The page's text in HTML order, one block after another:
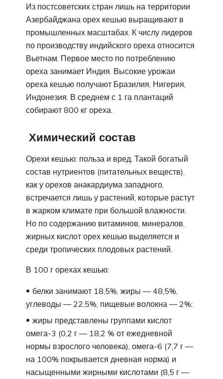
Из постсоветских стран лишь на территории
Азербайджана орех кешью выращивают в
промышленных масштабах. К числу лидеров
по производству индийского ореха относится
Вьетнам. Первое место по потреблению
ореха занимает Индия. Высокие урожаи
ореха кешью получают Бразилия, Нигерия,
Индонезия. В среднем с 1 га плантаций
собирают 800 кг ореха.
Химический состав
Орехи кешью: польза и вред. Такой богатый
состав нутриентов (питательных веществ),
как у орехов анакардиума западного,
встречается лишь у растений, которые растут
в жарком климате при большой влажности.
Но по содержанию витаминов, минералов,
жирных кислот орех кешью выделяется и
среди тропических плодовых растений.
В 100 г орехах кешью:
белки занимают 18,5%, жиры — 48,5%,
углеводы — 22,5%, пищевые волокна — 2%;
жиры представлены группами кислот
омега-3 (0,2 г — 18,2 % от ежедневной
нормы взрослого человека), омега-6 (7,7 г —
на 100% покрывается дневная норма) и
насыщенными жирными кислотами (8,5 г —